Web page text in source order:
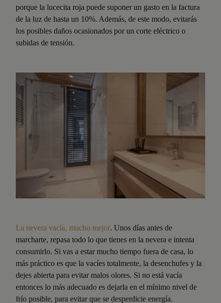
porque la lucecita roja puede suponer un gasto en la factura
de la luz de hasta un 10%. Además, de este modo, evitarás
los posibles daños ocasionados por un corte eléctrico o
subidas de tensión.
La nevera vacía, mucho mejor. Unos días antes de
marcharte, repasa todo lo que tienes en la nevera e intenta
consumirlo. Si vas a estar mucho tiempo fuera de casa, lo
más práctico es que la vacíes totalmente, la desenchufes y la
dejes abierta para evitar malos olores. Si no está vacía
entonces lo más adecuado es dejarla en el mínimo nivel de
frío posible, para evitar que se desperdicie energía.